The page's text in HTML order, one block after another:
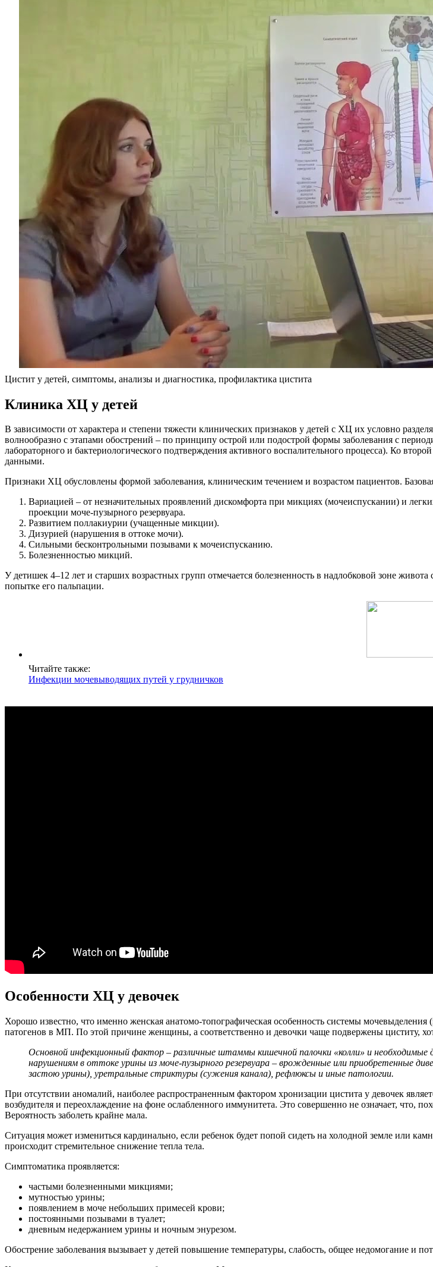
Цистит у детей, симптомы, анализы и диагностика, профилактика цистита
Клиника ХЦ у детей
В зависимости от характера и степени тяжести клинических признаков у детей с ХЦ их условно
волнообразно с этапами обострений – по принципу острой или подострой формы заболевания с
лабораторного и бактериологического подтверждения активного воспалительного процесса). Ко
данными.
Признаки ХЦ обусловлены формой заболевания, клиническим течением и возрастом пациентов.
Вариацией – от незначительных проявлений дискомфорта при микциях (мочеиспускании) и
проекции моче-пузырного резервуара.
Развитием поллакиурии (учащенные микции).
Дизурией (нарушения в оттоке мочи).
Сильными бесконтрольными позывами к мочеиспусканию.
Болезненностью микций.
У детишек 4–12 лет и старших возрастных групп отмечается болезненность в надлобковой зоне
попытке его пальпации.
Читайте также:
Инфекции мочевыводящих путей у грудничков
Особенности ХЦ у девочек
Хорошо известно, что именно женская анатомо-топографическая особенность системы
патогенов в МП. По этой причине женщины, а соответственно и девочки чаще подвержены циститу,
Основной инфекционный фактор – различные штаммы кишечной палочки «колли» и необходимые
нарушениям в оттоке урины из моче-пузырного резервуара – врожденные или приобретенные
застою урины), уретральные стриктуры (сужения канала), рефлюксы и иные патологии.
При отсутствии аномалий, наиболее распространенным фактором хронизации цистита у девочек
возбудителя и переохлаждение на фоне ослабленного иммунитета. Это совершенно не означает, что,
Вероятность заболеть крайне мала.
Ситуация может измениться кардинально, если ребенок будет попой сидеть на холодной земле или
происходит стремительное снижение тепла тела.
Симптоматика проявляется:
частыми болезненными микциями;
мутностью урины;
появлением в моче небольших примесей крови;
постоянными позывами в туалет;
дневным недержанием урины и ночным энурезом.
Обострение заболевания вызывает у детей повышение температуры, слабость, общее недомогание и